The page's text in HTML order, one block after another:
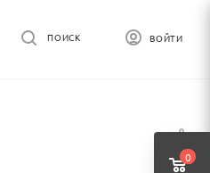
ВОЙТИ
ПОИСК
0